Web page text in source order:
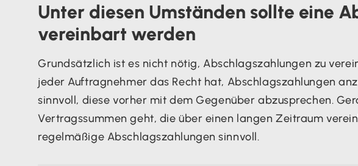
Unter diesen Umständen sollte eine
vereinbart werden
Grundsätzlich ist es nicht nötig, Abschlagszahlungen zu
jeder Auftragnehmer das Recht hat, Abschlagszahlungen
sinnvoll, diese vorher mit dem Gegenüber abzusprechen.
Vertragssummen geht, die über einen langen Zeitraum
regelmäßige Abschlagszahlungen sinnvoll.